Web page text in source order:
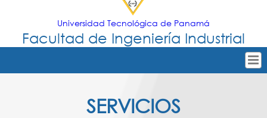
Universidad Tecnológica de Panamá
Facultad de Ingeniería Industrial
Nuestra Facultad
SERVICIOS